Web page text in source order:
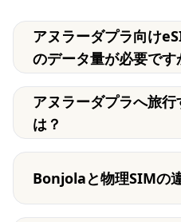
アヌラーダプラ向け
のデータ量が必要です
アヌラーダプラへ旅
は？
Bonjolaと物理SIMの